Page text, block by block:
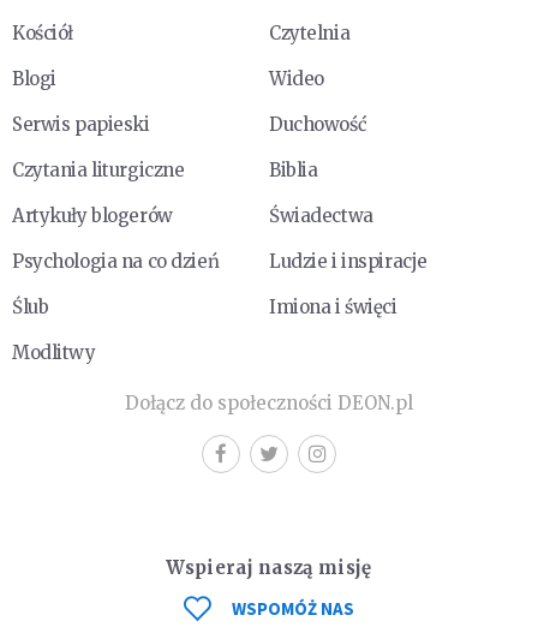
Kościół
Czytelnia
Blogi
Wideo
Serwis papieski
Duchowość
Czytania liturgiczne
Biblia
Artykuły blogerów
Świadectwa
Psychologia na co dzień
Ludzie i inspiracje
Ślub
Imiona i święci
Modlitwy
Dołącz do społeczności DEON.pl
Wspieraj naszą misję
WSPOMÓŻ NAS